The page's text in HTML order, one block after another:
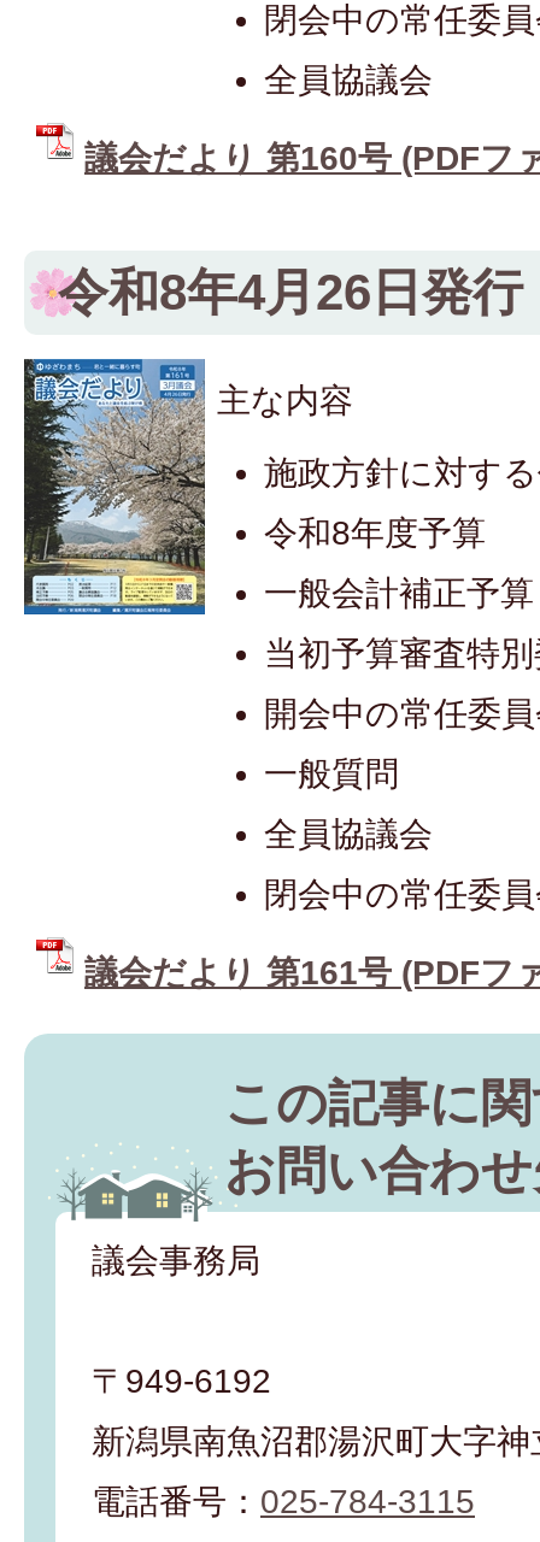
閉会中の常任委
全員協議会
議会だより 第160号 (PDFフ
令和8年4月26日発行
主な内容
施政方針に対す
令和8年度予算
一般会計補正予算
当初予算審査特
開会中の常任委
一般質問
全員協議会
閉会中の常任委
議会だより 第161号 (PDFフ
この記事に
お問い合わ
議会事務局
〒949-6192
新潟県南魚沼郡湯沢町大字
電話番号： 025-784-3115